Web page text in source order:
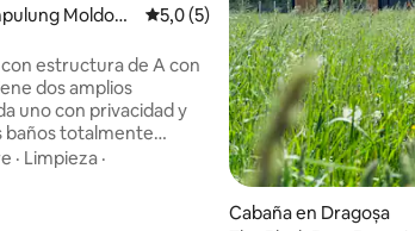
Moldove
Calificación promedio: 5,0 de 5.
5,0 (5)
estructura de A con
dos amplios
uno con privacidad y
baños totalmente
sala de estar,
de relajación, y una
· Limpieza ·
Cabaña en Dragoșa